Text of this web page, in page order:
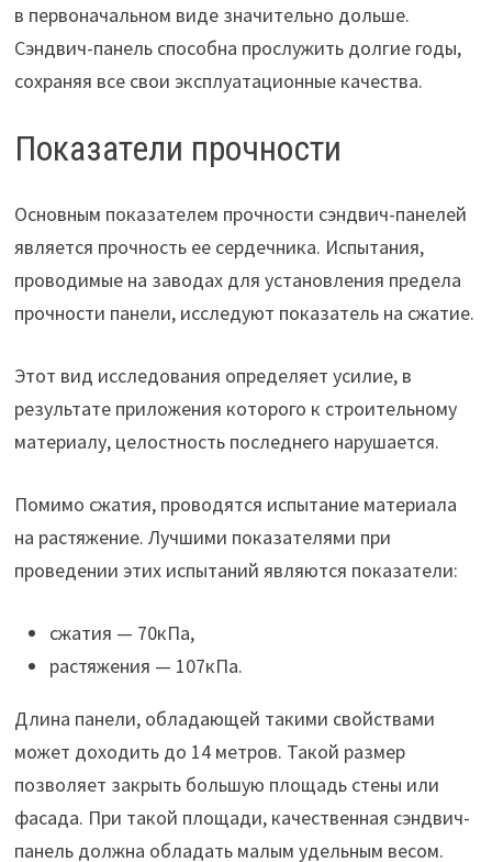
в первоначальном виде значительно дольше.
Сэндвич-панель способна прослужить долгие годы,
сохраняя все свои эксплуатационные качества.
Показатели прочности
Основным показателем прочности сэндвич-панелей
является прочность ее сердечника. Испытания,
проводимые на заводах для установления предела
прочности панели, исследуют показатель на сжатие.
Этот вид исследования определяет усилие, в
результате приложения которого к строительному
материалу, целостность последнего нарушается.
Помимо сжатия, проводятся испытание материала
на растяжение. Лучшими показателями при
проведении этих испытаний являются показатели:
сжатия — 70кПа,
растяжения — 107кПа.
Длина панели, обладающей такими свойствами
может доходить до 14 метров. Такой размер
позволяет закрыть большую площадь стены или
фасада. При такой площади, качественная сэндвич-
панель должна обладать малым удельным весом.